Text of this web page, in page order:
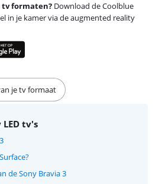
tv formaten? Download de Coolblue
in je kamer via de augmented reality
je tv formaat
tv's
de Sony Bravia 3